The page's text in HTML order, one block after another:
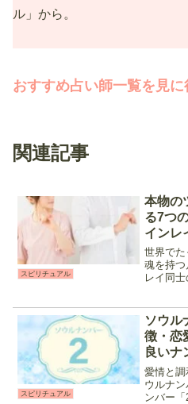
ル」から。
おすすめ占い師一覧を見
関連記事
スピリチュアル
本物の
る7つ
インレ
世界でた
魂を持
レイ同
します
からこ
スピリチュアル
ソウル
徴・恋
良い
愛情と調
ウルナ
ンバー「